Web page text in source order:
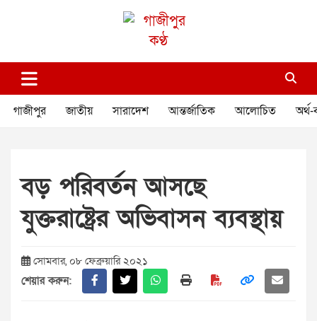
গাজীপুর কণ্ঠ
গাজীপুর জাতীয় সারাদেশ আন্তর্জাতিক আলোচিত অর্থ-
বড় পরিবর্তন আসছে
যুক্তরাষ্ট্রের অভিবাসন ব্যবস্থায়
সোমবার, ০৮ ফেব্রুয়ারি ২০২১
শেয়ার করুন: